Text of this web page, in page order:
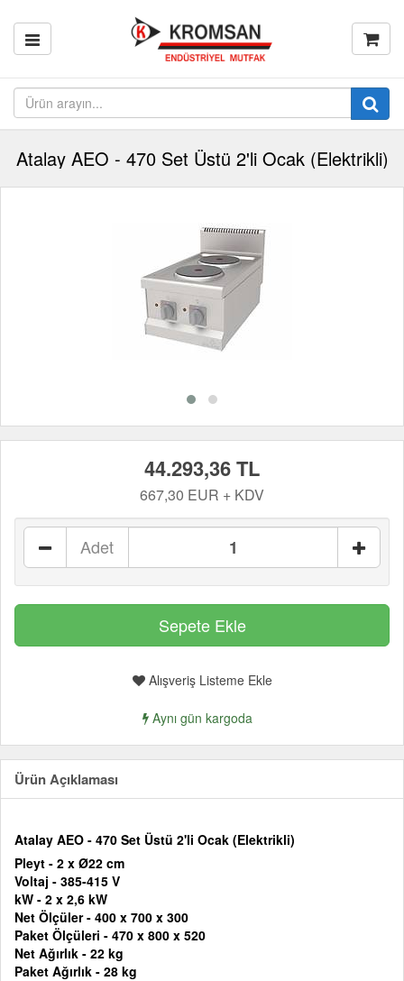
Atalay AEO - 470 Set Üstü 2'li Ocak (Elektrikli)
44.293,36 TL
667,30 EUR + KDV
Adet
Alışveriş Listeme Ekle
Aynı gün kargoda
Ürün Açıklaması
Atalay AEO - 470 Set Üstü 2'li Ocak (Elektrikli)
Pleyt - 2 x Ø22 cm
Voltaj - 385-415 V
kW - 2 x 2,6 kW
Net Ölçüler - 400 x 700 x 300
Paket Ölçüleri - 470 x 800 x 520
Net Ağırlık - 22 kg
Paket Ağırlık - 28 kg